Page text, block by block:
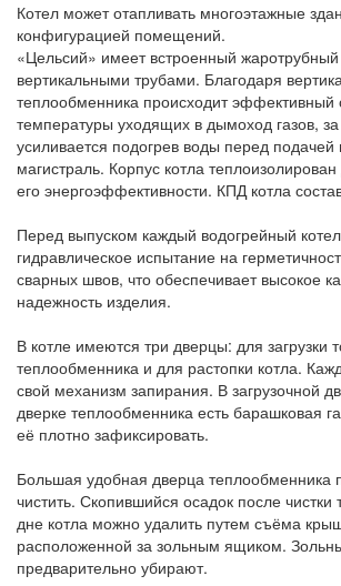
Котел может отапливать многоэтажные
конфигурацией помещений.
«Цельсий» имеет встроенный
вертикальными трубами. Благодаря
теплообменника происходит эффективный
температуры уходящих в дымоход газов, за
усиливается подогрев воды перед подачей
магистраль. Корпус котла
его энергоэффективности. КПД котла
Перед выпуском каждый водогрейный
гидравлическое испытание на
сварных швов, что обеспечивает высокое
надежность изделия.
В котле имеются три дверцы: для загрузки
теплообменника и для растопки котла.
свой механизм запирания. В загрузочной
дверке теплообменника есть барашковая
её плотно зафиксировать.
Большая удобная дверца теплообменника
чистить. Скопившийся осадок после
дне котла можно удалить путем съёма
расположенной за зольным ящиком.
предварительно убирают.